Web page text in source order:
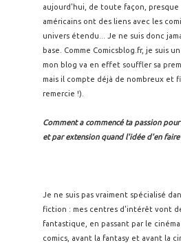
aujourd'hui, de toute façon,
américains ont des liens avec les
univers étendu... Je ne suis donc
base. Comme Comicsblog.fr, je suis
mon blog va en effet souffler sa
mais il compte déjà de nombreux et
remercie !).
Comment a commencé ta passion
et par extension quand l'idée d'en
Je ne suis pas vraiment spécialisé
fiction : mes centres d'intérêt vont
fantastique, en passant par le
comics, avant la fantasy et avant la